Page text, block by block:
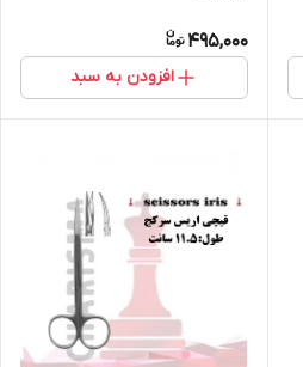
495,000
افزودن به سبد